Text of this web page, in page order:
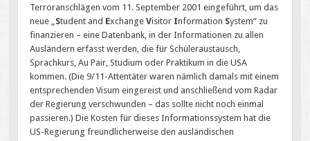
Terroranschlägen vom 11. September 2001 eingeführt, um das
neue „Student and ExchangeVisitor Information System“ zu
finanzieren – eine Datenbank, in der Informationen zu allen
Ausländern erfasst werden, die für Schüleraustausch,
Sprachkurs, Au Pair, Studium oder Praktikum in die USA
kommen. (Die 9/11-Attentäter waren nämlich damals mit einem
entsprechenden Visum eingereist und anschließend vom Radar
der Regierung verschwunden – das sollte nicht noch einmal
passieren.) Die Kosten für dieses Informationssystem hat die
US-Regierung freundlicherweise den ausländischen